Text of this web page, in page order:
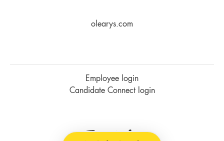
olearys.com
Employee login
Candidate Connect login